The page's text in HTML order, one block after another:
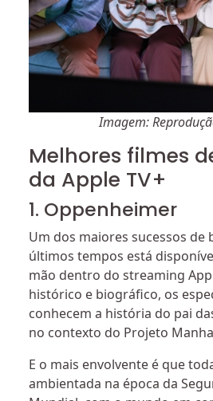
Imagem:
Melhores filmes
da Apple TV+
1. Oppenheimer
Um dos maiores sucessos de
últimos tempos está
mão dentro do streaming
histórico e biográfico, os
conhecem a história do pai
no contexto do Projeto
E o mais envolvente é que
ambientada na época da